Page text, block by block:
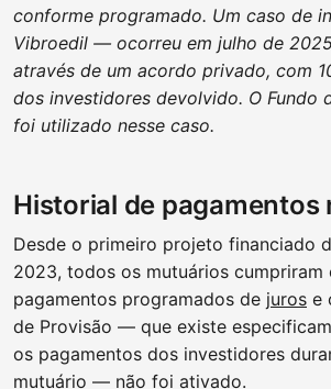
conforme programado. Um caso de
Vibroedil — ocorreu em julho de
através de um acordo privado, com
dos investidores devolvido. O Fundo
foi utilizado nesse caso.
Historial de pagamentos
Desde o primeiro projeto financiado
2023, todos os mutuários cumpriram
pagamentos programados de juros e
de Provisão — que existe
os pagamentos dos investidores
mutuário — não foi ativado.